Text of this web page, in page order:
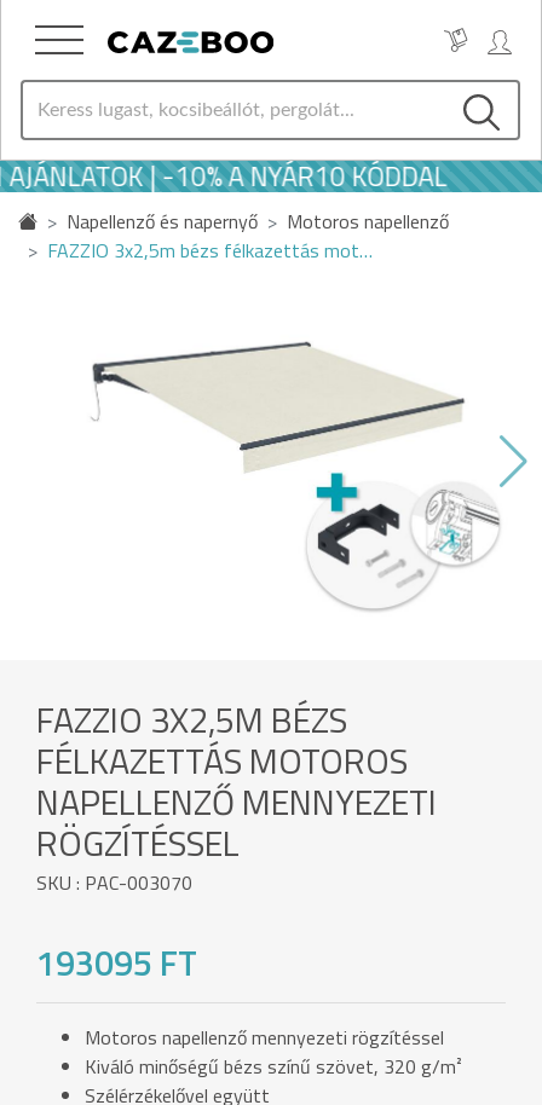
| -10% A NYÁR10 KÓDDAL
Napellenző és napernyő
Motoros napellenző
FAZZIO 3x2,5m bézs félkazettás mot…
FAZZIO 3X2,5M BÉZS
FÉLKAZETTÁS MOTOROS
NAPELLENZŐ MENNYEZETI
RÖGZÍTÉSSEL
SKU : PAC-003070
193095 FT
Motoros napellenző mennyezeti rögzítéssel
Kiváló minőségű bézs színű szövet, 320 g/m²
Szélérzékelővel együtt